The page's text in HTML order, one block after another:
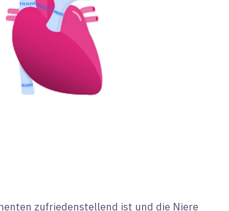
zufriedenstellend ist und die Niere